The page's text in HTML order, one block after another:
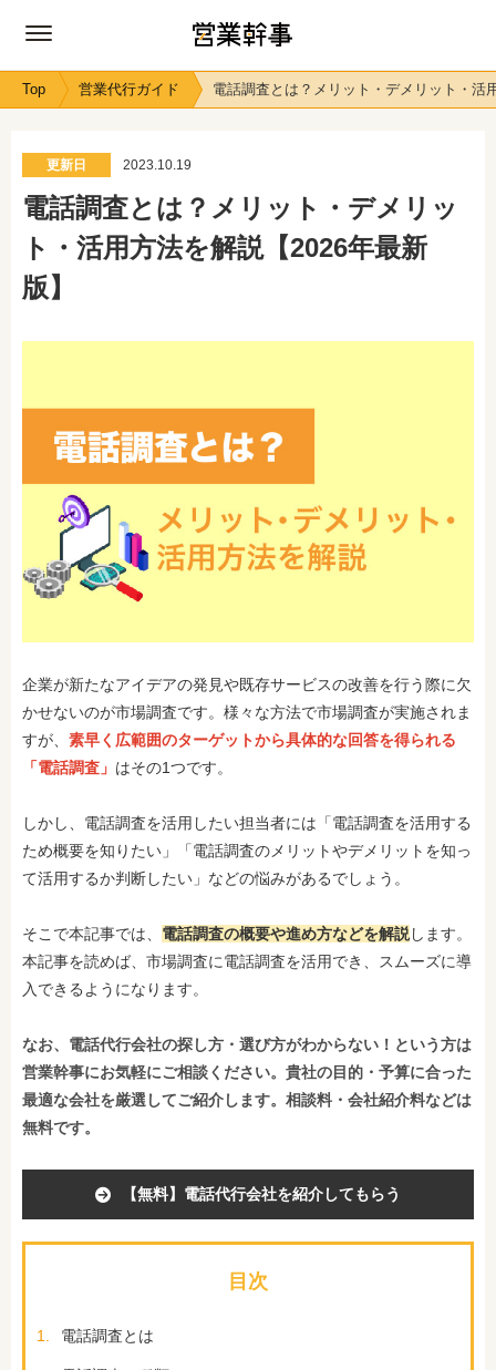
Top 営業代行ガイド 電話調査とは？メリット・デメリット・活
更新日 2023.10.19
電話調査とは？メリット・デメリッ
ト・活用方法を解説【2026年最新
版】
企業が新たなアイデアの発見や既存サービスの改善を行う際に欠
かせないのが市場調査です。様々な方法で市場調査が実施されま
すが、 素早く広範囲のターゲットから具体的な回答を得られる
「電話調査」 はその1つです。
しかし、電話調査を活用したい担当者には「電話調査を活用する
ため概要を知りたい」「電話調査のメリットやデメリットを知っ
て活用するか判断したい」などの悩みがあるでしょう。
そこで本記事では、 電話調査の概要や進め方などを解説します。
本記事を読めば、市場調査に電話調査を活用でき、スムーズに導
入できるようになります。
なお、電話代行会社の探し方・選び方がわからない！という方は
営業幹事にお気軽にご相談ください。貴社の目的・予算に合った
最適な会社を厳選してご紹介します。相談料・会社紹介料などは
無料です。
【無料】電話代行会社を紹介してもらう
目次
1. 電話調査とは